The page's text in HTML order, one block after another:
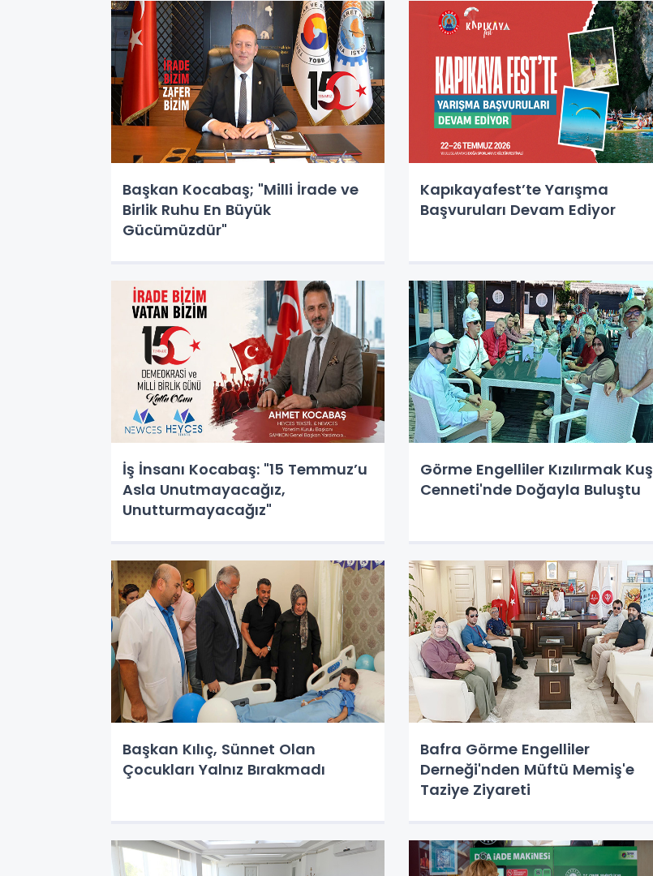
Başkan Kocabaş; "Milli İrade ve
Birlik Ruhu En Büyük
Gücümüzdür"
Kapıkayafest’te Yarışma
Başvuruları Devam Ediyor
İş İnsanı Kocabaş: "15 Temmuz’u
Asla Unutmayacağız,
Unutturmayacağız"
Görme Engelliler Kızılırmak Kuş
Cenneti'nde Doğayla Buluştu
Başkan Kılıç, Sünnet Olan
Çocukları Yalnız Bırakmadı
Bafra Görme Engelliler
Derneği'nden Müftü Memiş'e
Taziye Ziyareti